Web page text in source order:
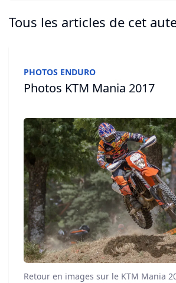
Tous les articles de cet
PHOTOS ENDURO
Photos KTM Mania 2017
Retour en images sur le KTM Mania